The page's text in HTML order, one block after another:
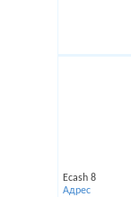
Ecash 8
Адрес